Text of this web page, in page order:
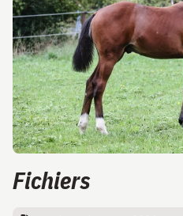
Fichiers